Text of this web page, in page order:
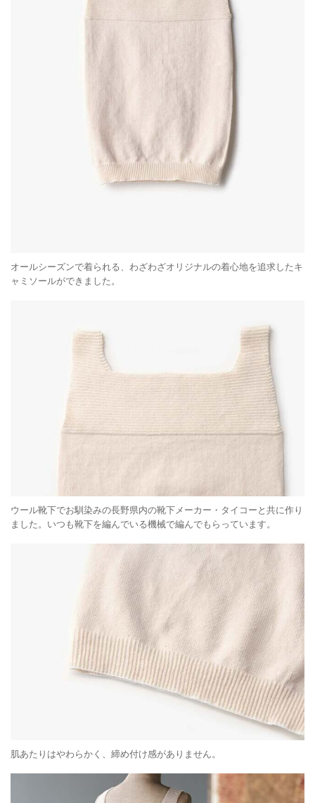
オールシーズンで着られる、わざわざオリジナルの着心地を追求したキ
ャミソールができました。
ウール靴下でお馴染みの長野県内の靴下メーカー・タイコーと共に作り
ました。いつも靴下を編んでいる機械で編んでもらっています。
肌あたりはやわらかく、締め付け感がありません。